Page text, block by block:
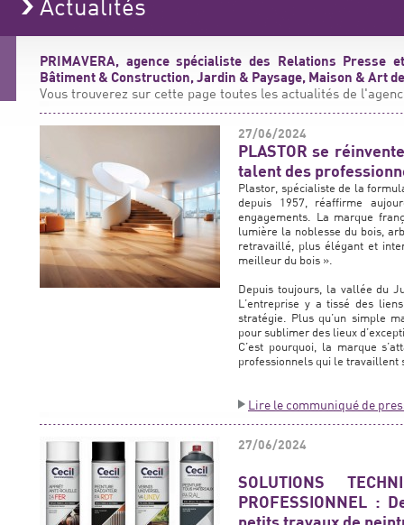
Actualités
PRIMAVERA, agence spécialiste des Relations Presse
Bâtiment & Construction, Jardin & Paysage, Maison & Art
Vous trouverez sur cette page toutes les actualités de
27/06/2024
PLASTOR se
talent des
Plastor, spécialiste de la
depuis 1957, réaffirme
engagements. La marque
lumière la noblesse du bois,
retravaillé, plus élégant et
meilleur du bois ».
Depuis toujours, la vallée du
L’entreprise y a tissé des
stratégie. Plus qu’un simple
pour sublimer des lieux
C’est pourquoi, la marque
professionnels qui le travaillent
Lire le communiqué de
27/06/2024
SOLUTIONS
PROFESSIONNEL :